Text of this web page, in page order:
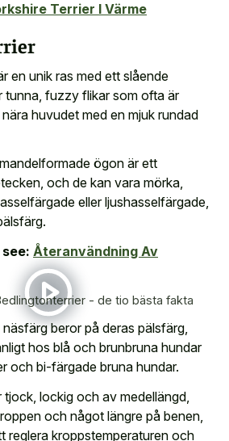
Terrier I Värme
en unik ras med ett slående
tunna, fuzzy flikar som ofta är
huvudet med en mjuk rundad
ögon är ett
och de kan vara mörka,
eller ljushasselfärgade,
Återanvändning Av
- de tio bästa fakta
beror på deras pälsfärg,
hos blå och brunbruna hundar
och bi-färgade bruna hundar.
tjock, lockig och av medellängd,
och något längre på benen,
reglera kroppstemperaturen och